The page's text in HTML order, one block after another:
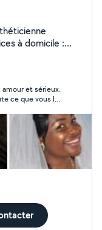
prendre rendez-
et sérieux.
ce que vous lui